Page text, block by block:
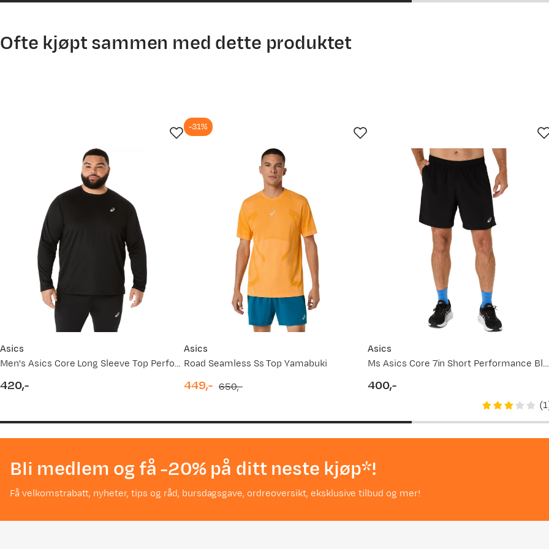
Ofte kjøpt sammen med dette produktet
Asics
Men's Asics Core Long Sleeve Top Performance Black
420,-
Asics
Road Seamless Ss Top Yamabuki
-31%
449,- 650,-
Asics
Ms Asics Core 7in Short Performance Black
400,-
(1
Bli medlem og få -20% på ditt neste kjøp*!
Få velkomstrabatt, nyheter, tips og råd, bursdagsgave, ordreoversikt, eksklusive tilbud og mer!